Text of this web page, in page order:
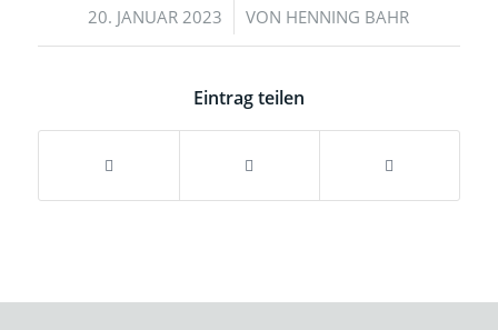
20. JANUAR 2023
/ VON HENNING BAHR
Eintrag teilen